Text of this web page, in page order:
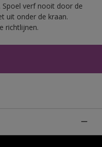
Spoel verf nooit door de
uit onder de kraan.
richtlijnen.